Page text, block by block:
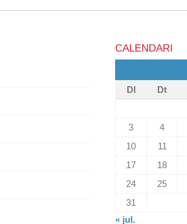
CALENDARI
Dl
Dt
3
4
10
11
17
18
24
25
31
« jul.